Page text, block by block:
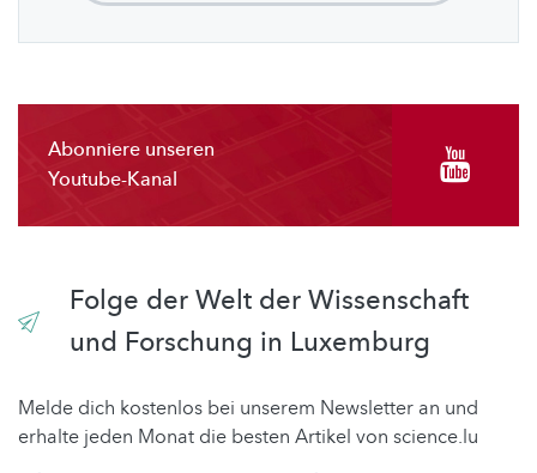
Abonniere unseren
Youtube-Kanal
Folge der Welt der Wissenschaft
und Forschung in Luxemburg
Melde dich kostenlos bei unserem Newsletter an und
erhalte jeden Monat die besten Artikel von science.lu